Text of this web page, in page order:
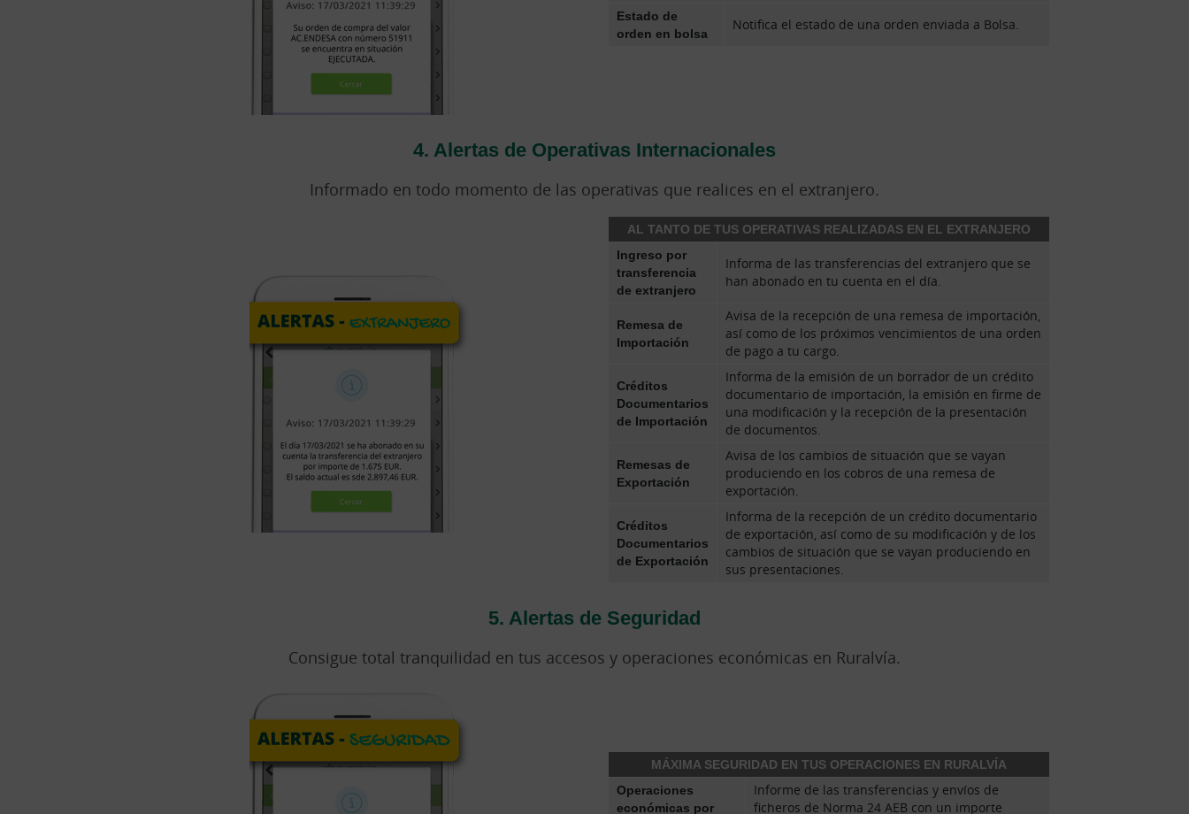
Estado de
orden en bolsa
Notifica el estado de una orden enviada a Bolsa.
4. Alertas de Operativas Internacionales
Informado en todo momento de las operativas que realices en el extranjero.
AL TANTO DE TUS OPERATIVAS REALIZADAS EN EL EXTRANJERO
Ingreso por
transferencia
de extranjero
Informa de las transferencias del extranjero que se
han abonado en tu cuenta en el día.
Remesa de
Importación
Avisa de la recepción de una remesa de importación,
así como de los próximos vencimientos de una orden
de pago a tu cargo.
Créditos
Documentarios
de Importación
Informa de la emisión de un borrador de un crédito
documentario de importación, la emisión en firme de
una modificación y la recepción de la presentación
de documentos.
Remesas de
Exportación
Avisa de los cambios de situación que se vayan
produciendo en los cobros de una remesa de
exportación.
Créditos
Documentarios
de Exportación
Informa de la recepción de un crédito documentario
de exportación, así como de su modificación y de los
cambios de situación que se vayan produciendo en
sus presentaciones.
5. Alertas de Seguridad
Consigue total tranquilidad en tus accesos y operaciones económicas en Ruralvía.
MÁXIMA SEGURIDAD EN TUS OPERACIONES EN RURALVÍA
Operaciones
económicas por
Informe de las transferencias y envíos de
ficheros de Norma 24 AEB con un importe